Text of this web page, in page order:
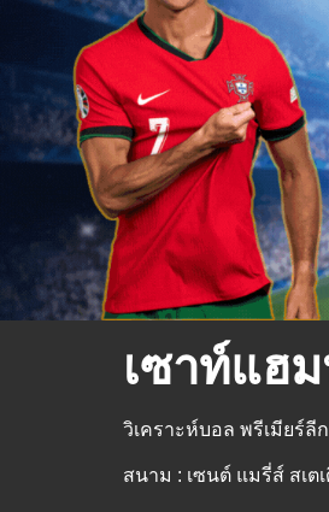
เซาท์แฮ
วิเคราะห์บอล พรีเมียร์ลี
สนาม : เซนต์ แมรี่ส์ สเต